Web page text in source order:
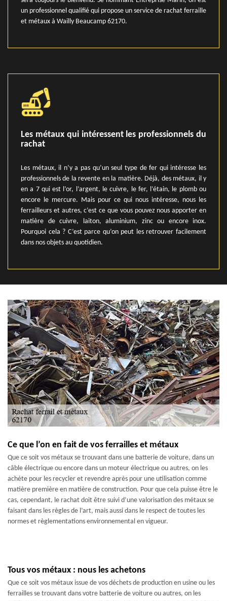
un professionnel qualifié qui propose un service de rachat ferraille
et métaux à Wailly Beaucamp 62170.
Les métaux qui intéressent les professionnels du
rachat
Les métaux, il n’y a pas qu’un seul type de fer qui intéresse les
professionnels de la revente en la matière. Déjà, des métaux, il y
en a 7 qui est l’or, l’argent, le cuivre, le fer, l’étain, le plomb ou
encore le mercure. Mais pour ce qui nous intéresse, nous les
ferrailleurs et autres, c’est ce que vous pouvez nous apporter en
matière de cuivre, laiton, aluminium, zinc ou encore inox.
Pourquoi cela ? C’est parce qu’on peut les retrouver facilement
dans nos objets au quotidien.
Ce que l’on en fait de vos ferrailles et métaux
Que ce soit vos métaux se trouvant dans une batterie de voiture, dans un
câble électrique ou encore dans un moteur électrique ou autres, on les
achète pour les recycler et revendre après pour une utilisation comme
matière première en matière de construction. Pour que cela puisse être le
cas, cependant, le rachat doit être suivi d’une valorisation des métaux se
faisant dans les règles de l’art, mais aussi dans le respect de toutes les
normes et règlementations environnemental en vigueur.
Tous vos métaux : nous les achetons
Que ce soit vos métaux issue de vos déchets de production en usine ou les
ferrailles se trouvant dans votre batterie de voiture ou autres, on les